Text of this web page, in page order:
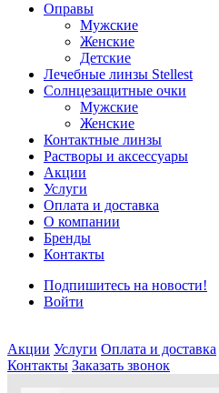
Оправы
Мужские
Женские
Детские
Лечебные линзы Stellest
Солнцезащитные очки
Мужские
Женские
Контактные линзы
Растворы и аксессуары
Акции
Услуги
Оплата и доставка
О компании
Бренды
Контакты
Подпишитесь на новости!
Войти
Акции Услуги Оплата и доставка
Контакты Заказать звонок